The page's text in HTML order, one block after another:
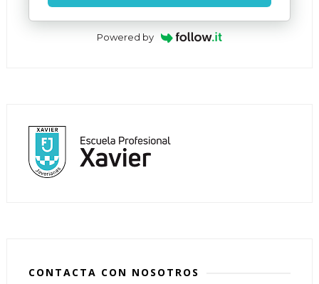
Powered by
CONTACTA CON NOSOTROS